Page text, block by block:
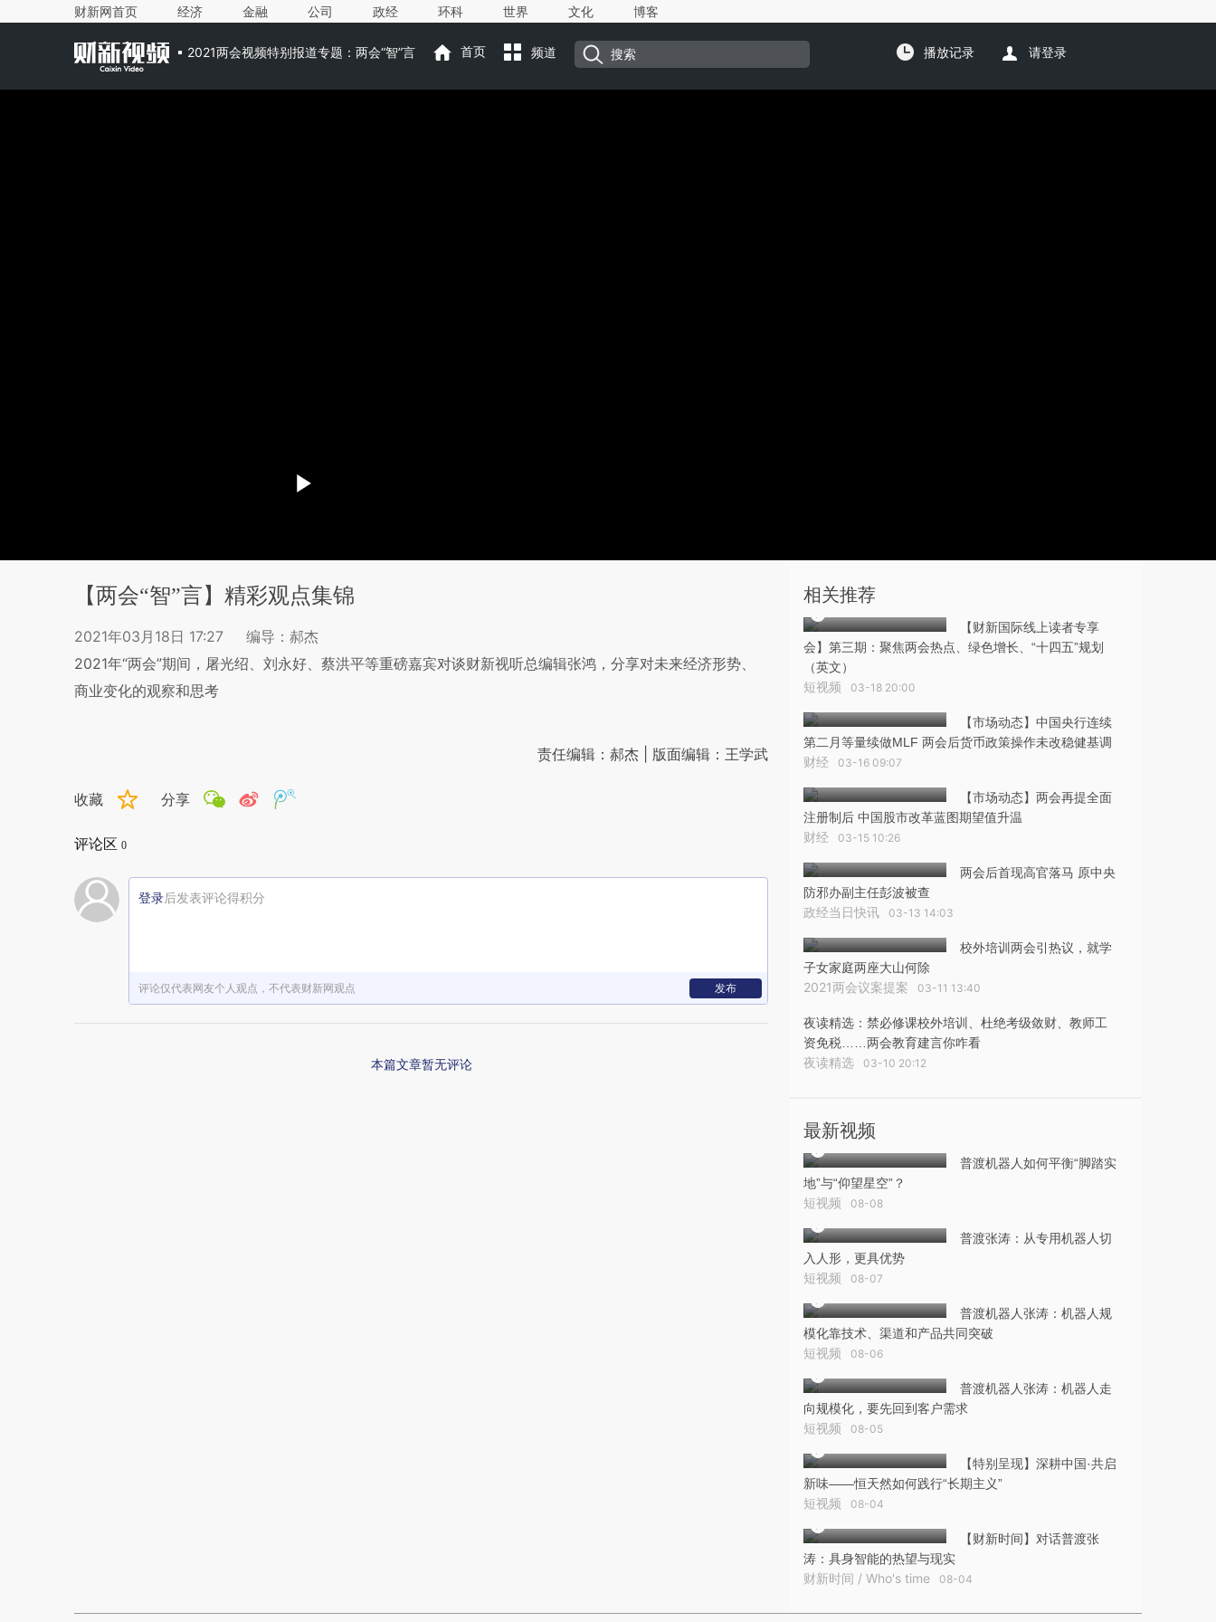
财新网首页 经济 金融 公司 政经 环科 世界 文化 博客
2021两会视频特别报道专题：两会“智”言 首页 频道 播放记录 请登录
【两会“智”言】精彩观点集锦
2021年03月18日 17:27
编导：郝杰
2021年“两会”期间，屠光绍、刘永好、蔡洪平等重磅嘉宾对谈财新视听总编辑张鸿，分享对未来经济形势、
商业变化的观察和思考
责任编辑：郝杰 | 版面编辑：王学武
收藏 分享
评论区 0
登录后发表评论得积分
评论仅代表网友个人观点，不代表财新网观点 发布
本篇文章暂无评论
相关推荐
【财新国际线上读者专享
会】第三期：聚焦两会热点、绿色增长、“十四五”规划
（英文）
短视频 03-18 20:00
【市场动态】中国央行连续
第二月等量续做MLF 两会后货币政策操作未改稳健基调
财经 03-16 09:07
【市场动态】两会再提全面
注册制后 中国股市改革蓝图期望值升温
财经 03-15 10:26
两会后首现高官落马 原中央
防邪办副主任彭波被查
政经当日快讯 03-13 14:03
校外培训两会引热议，就学
子女家庭两座大山何除
2021两会议案提案 03-11 13:40
夜读精选：禁必修课校外培训、杜绝考级敛财、教师工
资免税……两会教育建言你咋看
夜读精选 03-10 20:12
最新视频
普渡机器人如何平衡“脚踏实
地”与“仰望星空”？
短视频 08-08
普渡张涛：从专用机器人切
入人形，更具优势
短视频 08-07
普渡机器人张涛：机器人规
模化靠技术、渠道和产品共同突破
短视频 08-06
普渡机器人张涛：机器人走
向规模化，要先回到客户需求
短视频 08-05
【特别呈现】深耕中国·共启
新味——恒天然如何践行“长期主义”
短视频 08-04
【财新时间】对话普渡张
涛：具身智能的热望与现实
财新时间 / Who's time 08-04